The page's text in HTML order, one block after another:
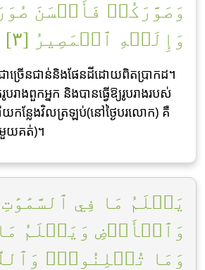
وَصَوَّرَكُمۡ فَأَحۡسَنَ
وَإِلَيۡهِ ٱلۡمَصِيرُ [٣]
ាច្រើនជាន់និងផែនដីដោយពិតប្រាកដ។
រាងពួកអ្នក និងបានធ្វើឱ្យរូបរាងរបស់
យកន្លែងវិលត្រឡប់(នៅថ្ងៃបរលោក) គឺ
មួយគត់)។
يَعۡلَمُ مَا فِي ٱلسَّمَٰوَٰتِ
وَٱلۡأَرۡضِ وَيَعۡلَمُ
وَمَا تُعۡلِنُونَۚ